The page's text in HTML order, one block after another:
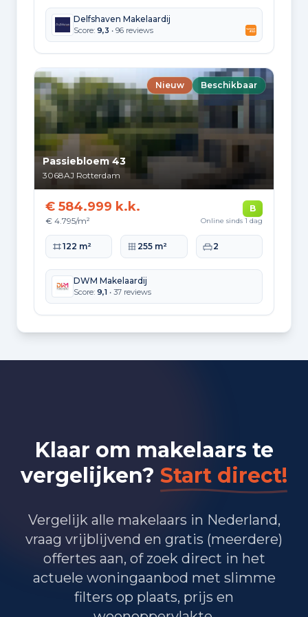
Hoekwoning
Gas: 871 • Elektriciteit: 2.792
Gas: 552 • Elektriciteit: 1.833
Koopwoning
Gas: 630 • Elektriciteit: 2.447
Appartement
Gas: 532 • Elektriciteit: 1.850
Tussenwoning
Gas: 780 • Elektriciteit: 2.711
Vrijstaande woning
Twee-onder-één-kap woning
Gas: 1.222 • Elektriciteit: 3.248
(2025)
Zakelijke dienstverlening 27.830
Overheid, onderwijs en zorg 18.985
Landbouw, bosbouw en visserij 340
Vervoer, informatie en communicatie 10.035
Financiele diensten en onroerendgoed 3.525
Cultuur, recreatie en overige diensten
Delfshaven Makelaardij
Score: 9,3 • 96 reviews
Nieuw Beschikbaar
Passiebloem 43
3068AJ Rotterdam
€ 584.999 k.k.
€ 4.795/m²
B
Online sinds 1 dag
Woonoppervlakte
122 m² Perceeloppervlakte
255 m² Slaapkamers
2
DWM Makelaardij
Score: 9,1 • 37 reviews
Klaar om makelaars te
vergelijken? Start direct!
Vergelijk alle makelaars in Nederland,
vraag vrijblijvend en gratis (meerdere)
offertes aan, of zoek direct in het
actuele woningaanbod met slimme
filters op plaats, prijs en